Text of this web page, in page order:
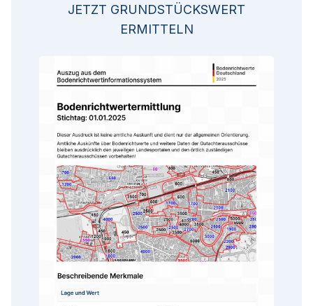
JETZT GRUNDSTÜCKSWERT
ERMITTELN